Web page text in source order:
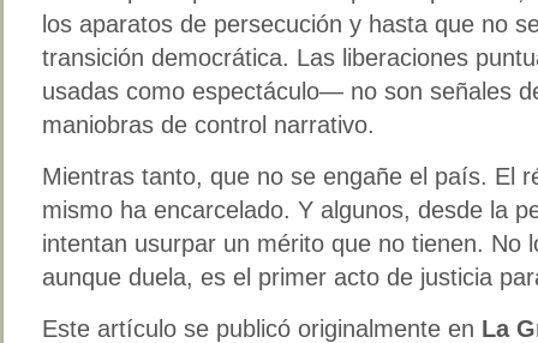
los aparatos de persecución y hasta que no
transición democrática. Las liberaciones
usadas como espectáculo— no son señales
maniobras de control narrativo.
Mientras tanto, que no se engañe el país. El
mismo ha encarcelado. Y algunos, desde la
intentan usurpar un mérito que no tienen. No
aunque duela, es el primer acto de justicia
Este artículo se publicó originalmente en La